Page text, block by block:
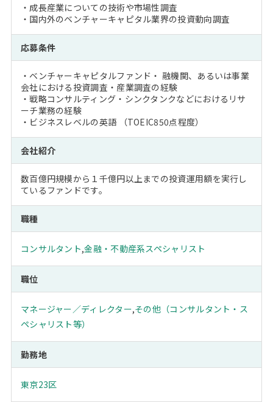
・成長産業についての技術や市場性調査
・国内外のベンチャーキャピタル業界の投資動向調査
応募条件
・ベンチャーキャピタルファンド・ 融機関、あるいは事業
会社における投資調査・産業調査の経験
・戦略コンサルティング・シンクタンクなどにおけるリサ
ーチ業務の経験
・ビジネスレベルの英語 （TOEIC850点程度）
会社紹介
数百億円規模から１千億円以上までの投資運用額を実行し
ているファンドです。
職種
コンサルタント,金融・不動産系スペシャリスト
職位
マネージャー／ディレクター,その他（コンサルタント・ス
ペシャリスト等）
勤務地
東京23区